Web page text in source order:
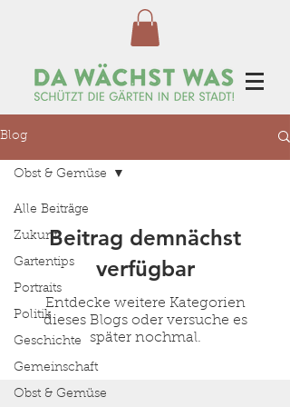
Blog
Alle Beiträge
Zukunft
Gartentips
Portraits
Politik
Geschichte
Gemeinschaft
Obst & Gemüse
Obst & Gemüse
Beitrag demnächst
verfügbar
Entdecke weitere Kategorien
dieses Blogs oder versuche es
später nochmal.